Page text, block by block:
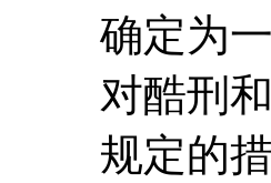
确定为
对酷刑
规定的